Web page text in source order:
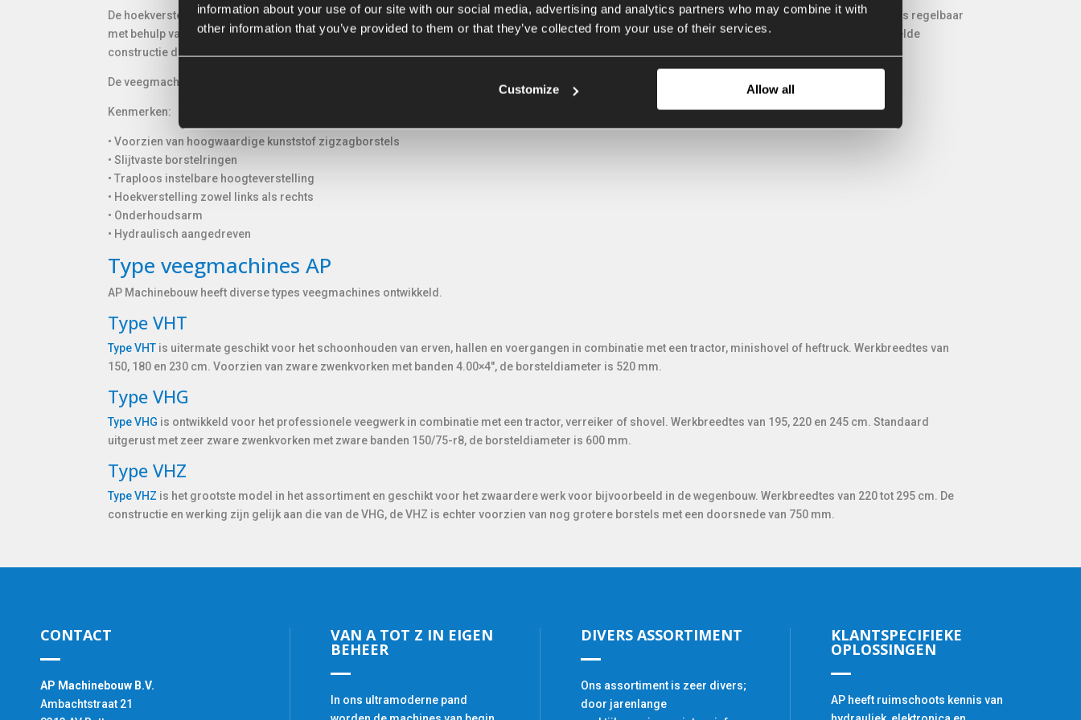
information about your use of our site with our social media, advertising and analytics partners who may combine it with
other information that you’ve provided to them or that they’ve collected from your use of their services.
Customize Allow all
De hoekverstelling zorgt ervoor dat de veegmachine onder verschillende hoeken, zowel naar links als naar rechts, kan vegen. De werkhoogte is traploos regelbaar
met behulp van de in hoogte verstelbare zwenkwielen. Alle AP veegmachines worden geleverd met de zgn. evenaar. De evenaar is een door AP ontwikkelde
constructie die bij oneffenheden in de ondergrond de klappen opvangt, ter bescherming van de machine.
De veegmachine kan uitgerust worden met diverse opties zodat de machine volledig naar wens kan worden samengesteld.
Kenmerken:
• Voorzien van hoogwaardige kunststof zigzagborstels
• Slijtvaste borstelringen
• Traploos instelbare hoogteverstelling
• Hoekverstelling zowel links als rechts
• Onderhoudsarm
• Hydraulisch aangedreven
Type veegmachines AP
AP Machinebouw heeft diverse types veegmachines ontwikkeld.
Type VHT
Type VHT is uitermate geschikt voor het schoonhouden van erven, hallen en voergangen in combinatie met een tractor, minishovel of heftruck. Werkbreedtes van
150, 180 en 230 cm. Voorzien van zware zwenkvorken met banden 4.00×4″, de borsteldiameter is 520 mm.
Type VHG
Type VHG is ontwikkeld voor het professionele veegwerk in combinatie met een tractor, verreiker of shovel. Werkbreedtes van 195, 220 en 245 cm. Standaard
uitgerust met zeer zware zwenkvorken met zware banden 150/75-r8, de borsteldiameter is 600 mm.
Type VHZ
Type VHZ is het grootste model in het assortiment en geschikt voor het zwaardere werk voor bijvoorbeeld in de wegenbouw. Werkbreedtes van 220 tot 295 cm. De
constructie en werking zijn gelijk aan die van de VHG, de VHZ is echter voorzien van nog grotere borstels met een doorsnede van 750 mm.
CONTACT
AP Machinebouw B.V.
Ambachtstraat 21
VAN A TOT Z IN EIGEN
BEHEER
In ons ultramoderne pand
DIVERS ASSORTIMENT
Ons assortiment is zeer divers;
door jarenlange
KLANTSPECIFIEKE
OPLOSSINGEN
AP heeft ruimschoots kennis van